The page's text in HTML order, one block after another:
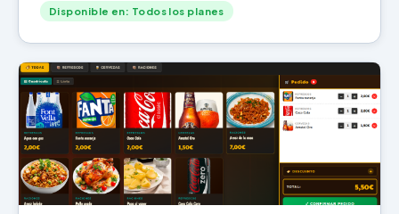
Disponible en: Todos los planes